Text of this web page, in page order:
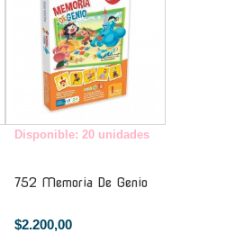
Disponible: 20 unidades
752 Memoria De Genio
$2.200,00